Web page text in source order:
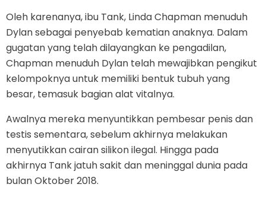
Oleh karenanya, ibu Tank, Linda Chapman menuduh
Dylan sebagai penyebab kematian anaknya. Dalam
gugatan yang telah dilayangkan ke pengadilan,
Chapman menuduh Dylan telah mewajibkan pengikut
kelompoknya untuk memiliki bentuk tubuh yang
besar, temasuk bagian alat vitalnya.
Awalnya mereka menyuntikkan pembesar penis dan
testis sementara, sebelum akhirnya melakukan
menyutikkan cairan silikon ilegal. Hingga pada
akhirnya Tank jatuh sakit dan meninggal dunia pada
bulan Oktober 2018.